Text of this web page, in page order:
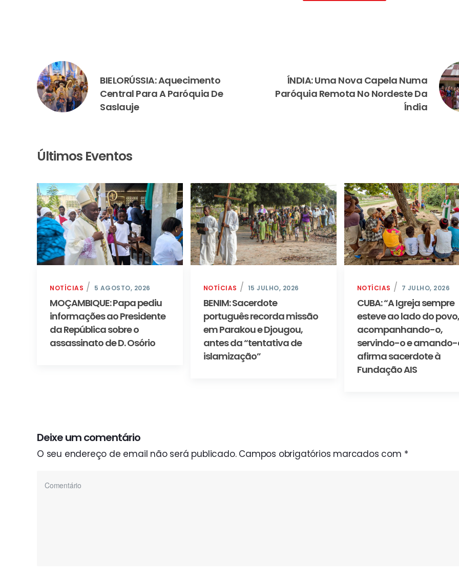
BIELORÚSSIA: Aquecimento
Central Para A Paróquia De
Saslauje
ÍNDIA: Uma Nova Capela Numa
Paróquia Remota No Nordeste Da
Índia
Últimos Eventos
NOTÍCIAS 5 AGOSTO, 2026
MOÇAMBIQUE: Papa pediu
informações ao Presidente
da República sobre o
assassinato de D. Osório
NOTÍCIAS 15 JULHO, 2026
BENIM: Sacerdote
português recorda missão
em Parakou e Djougou,
antes da “tentativa de
islamização”
NOTÍCIAS 7 JULHO, 2026
CUBA: “A Igreja sempre
esteve ao lado do povo,
acompanhando-o,
servindo-o e amando-
afirma sacerdote à
Fundação AIS
Deixe um comentário
O seu endereço de email não será publicado. Campos obrigatórios marcados com *